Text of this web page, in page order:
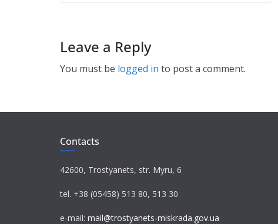
Leave a Reply
You must be logged in to post a comment.
Contacts
42600, Trostyanets, str. Myru, 6
tel. +38 (05458) 513 80, 513 30
e-mail: mail@trostyanets-miskrada.gov.ua